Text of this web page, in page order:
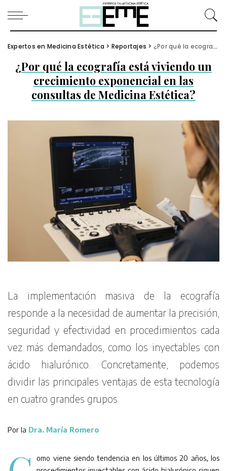
Expertos en Medicina Estética > Reportajes > ¿Por qué la ecografía está viviendo un crecimiento exponencial en las consultas de Medicina Estética?
¿Por qué la ecografía está viviendo un
crecimiento exponencial en las
consultas de Medicina Estética?
La implementación masiva de la ecografía
responde a la necesidad de aumentar la precisión,
seguridad y efectividad en procedimientos cada
vez más demandados, como los inyectables con
ácido hialurónico. Concretamente, podemos
dividir las principales ventajas de esta tecnología
en cuatro grandes grupos.
Por la Dra. María Romero
omo viene siendo tendencia en los últimos 20 años, los